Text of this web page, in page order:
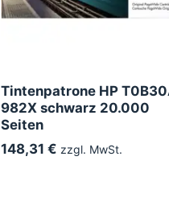
Tintenpatrone HP
982X schwarz 20.000
Seiten
148,31 € zzgl. MwSt.